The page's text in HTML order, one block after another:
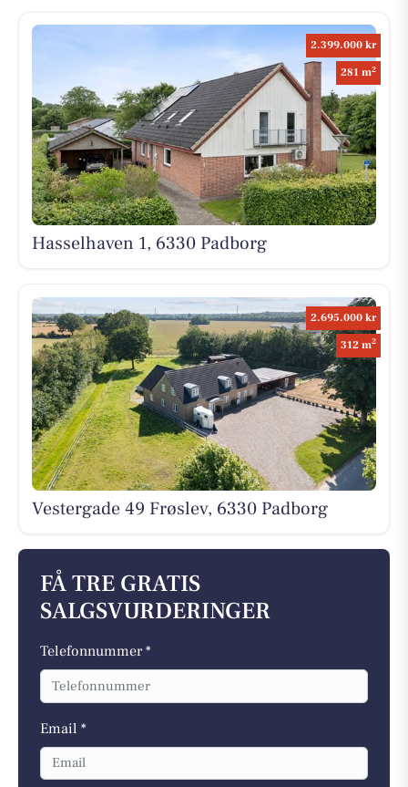
2.399.000 kr
281 m2
Hasselhaven 1, 6330 Padborg
2.695.000 kr
312 m2
Vestergade 49 Frøslev, 6330 Padborg
FÅ TRE GRATIS
SALGSVURDERINGER
Telefonnummer *
Email *